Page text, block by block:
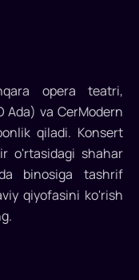
opera teatri,
Ada) va CerModern
qiladi. Konsert
o'rtasidagi shahar
binosiga tashrif
qiyofasini ko'rish